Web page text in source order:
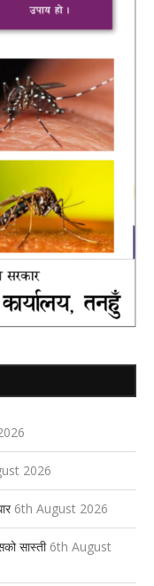
2026
6th August 2026
सास्ती 6th August